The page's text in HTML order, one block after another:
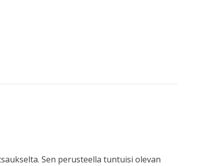
Sen perusteella tuntuisi olevan